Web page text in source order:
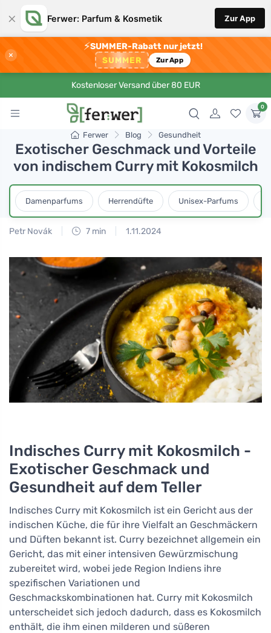
× Ferwer: Parfum & Kosmetik Zur App
×
⚡SUMMER-Rabatt nur jetzt!
SUMMER Zur App
Kostenloser Versand über 80 EUR
0
Ferwer Blog Gesundheit
Exotischer Geschmack und Vorteile
von indischem Curry mit Kokosmilch
Damenparfums Herrendüfte Unisex-Parfums
Petr Novák 7 min 1.11.2024
Indisches Curry mit Kokosmilch -
Exotischer Geschmack und
Gesundheit auf dem Teller
Indisches Curry mit Kokosmilch ist ein Gericht aus der
indischen Küche, die für ihre Vielfalt an Geschmäckern
und Düften bekannt ist. Curry bezeichnet allgemein ein
Gericht, das mit einer intensiven Gewürzmischung
zubereitet wird, wobei jede Region Indiens ihre
spezifischen Variationen und
Geschmackskombinationen hat. Curry mit Kokosmilch
unterscheidet sich jedoch dadurch, dass es Kokosmilch
enthält, die ihm einen milderen und süßeren